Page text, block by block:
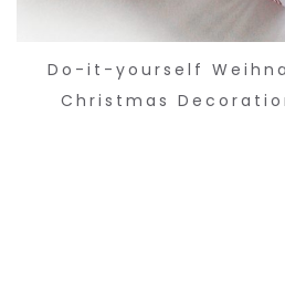
Do-it-yourself
Christmas